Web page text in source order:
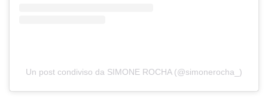
Un post condiviso da SIMONE ROCHA (@simonerocha_)